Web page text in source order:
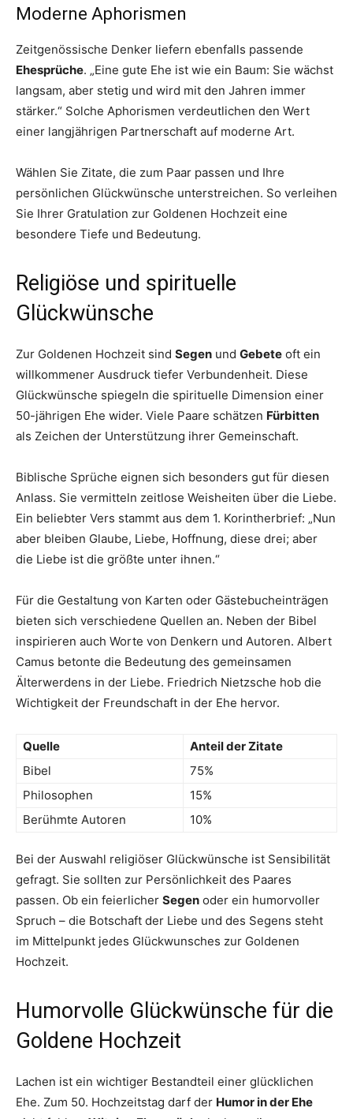
Moderne Aphorismen
Zeitgenössische Denker liefern ebenfalls passende
Ehesprüche. „Eine gute Ehe ist wie ein Baum: Sie wächst
langsam, aber stetig und wird mit den Jahren immer
stärker.“ Solche Aphorismen verdeutlichen den Wert
einer langjährigen Partnerschaft auf moderne Art.
Wählen Sie Zitate, die zum Paar passen und Ihre
persönlichen Glückwünsche unterstreichen. So verleihen
Sie Ihrer Gratulation zur Goldenen Hochzeit eine
besondere Tiefe und Bedeutung.
Religiöse und spirituelle
Glückwünsche
Zur Goldenen Hochzeit sind Segen und Gebete oft ein
willkommener Ausdruck tiefer Verbundenheit. Diese
Glückwünsche spiegeln die spirituelle Dimension einer
50-jährigen Ehe wider. Viele Paare schätzen Fürbitten
als Zeichen der Unterstützung ihrer Gemeinschaft.
Biblische Sprüche eignen sich besonders gut für diesen
Anlass. Sie vermitteln zeitlose Weisheiten über die Liebe.
Ein beliebter Vers stammt aus dem 1. Korintherbrief: „Nun
aber bleiben Glaube, Liebe, Hoffnung, diese drei; aber
die Liebe ist die größte unter ihnen.“
Für die Gestaltung von Karten oder Gästebucheinträgen
bieten sich verschiedene Quellen an. Neben der Bibel
inspirieren auch Worte von Denkern und Autoren. Albert
Camus betonte die Bedeutung des gemeinsamen
Älterwerdens in der Liebe. Friedrich Nietzsche hob die
Wichtigkeit der Freundschaft in der Ehe hervor.
Quelle
Anteil der Zitate
Bibel
75%
Philosophen
15%
Berühmte Autoren
10%
Bei der Auswahl religiöser Glückwünsche ist Sensibilität
gefragt. Sie sollten zur Persönlichkeit des Paares
passen. Ob ein feierlicher Segen oder ein humorvoller
Spruch – die Botschaft der Liebe und des Segens steht
im Mittelpunkt jedes Glückwunsches zur Goldenen
Hochzeit.
Humorvolle Glückwünsche für die
Goldene Hochzeit
Lachen ist ein wichtiger Bestandteil einer glücklichen
Ehe. Zum 50. Hochzeitstag darf der Humor in der Ehe